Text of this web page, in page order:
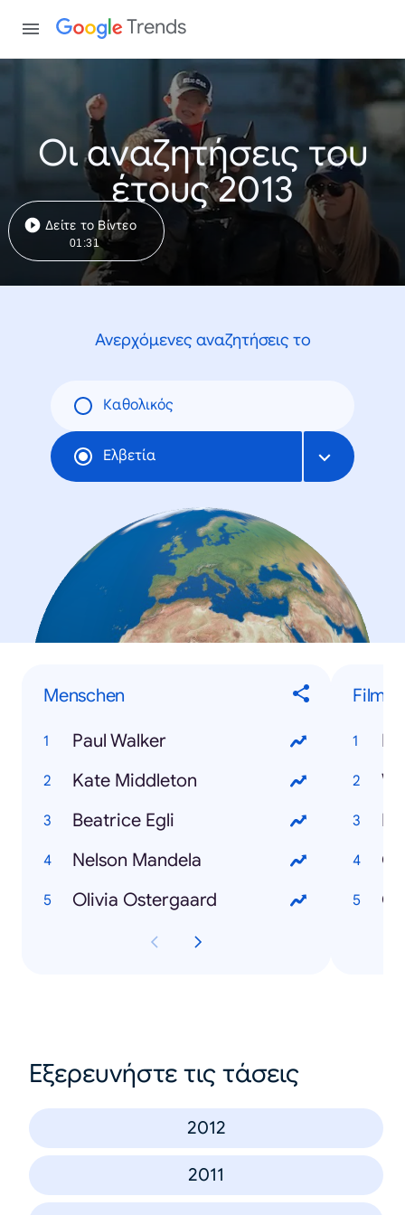
Trends
Οι αναζητήσεις του
έτους 2013
Δείτε το Βίντεο
01:31
Ανερχόμενες αναζητήσεις το
Καθολικός
Ελβετία
Menschen
Paul Walker
Kate Middleton
Beatrice Egli
Nelson Mandela
Olivia Ostergaard
Filme
Εξερευνήστε τις τάσεις
2012
2011